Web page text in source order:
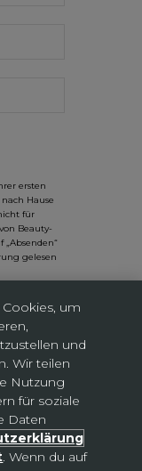
ersten
Hause
für
Beauty-
gelesen
Einstellungen
(BAM КМ)
um
und
Wir teilen
Nutzung
für soziale
Daten
. Wenn du auf